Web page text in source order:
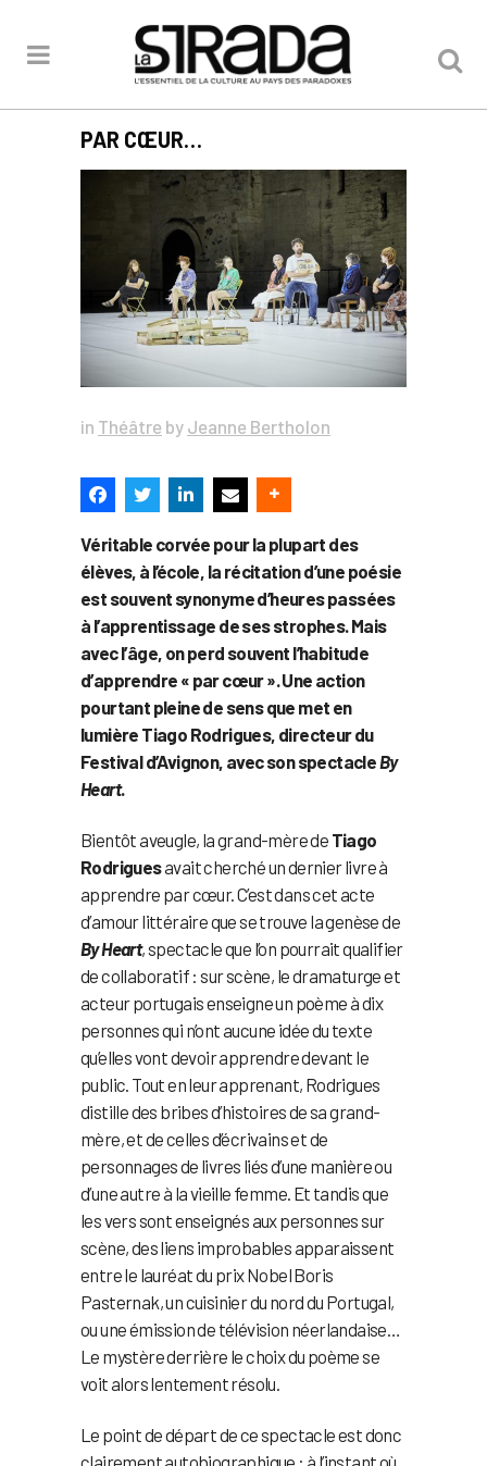
PAR CŒUR…
in Théâtre by Jeanne Bertholon
Véritable corvée pour la plupart des
élèves, à l’école, la récitation d’une poésie
est souvent synonyme d’heures passées
à l’apprentissage de ses strophes. Mais
avec l’âge, on perd souvent l’habitude
d’apprendre « par cœur ». Une action
pourtant pleine de sens que met en
lumière Tiago Rodrigues, directeur du
Festival d’Avignon, avec son spectacle By
Heart.
Bientôt aveugle, la grand-mère de Tiago
Rodriguesavait cherché un dernier livre à
apprendre par cœur. C’est dans cet acte
d’amour littéraire que se trouve la genèse de
By Heart, spectacle que l’on pourrait qualifier
de collaboratif : sur scène, le dramaturge et
acteur portugais enseigne un poème à dix
personnes qui n’ont aucune idée du texte
qu’elles vont devoir apprendre devant le
public. Tout en leur apprenant, Rodrigues
distille des bribes d’histoires de sa grand-
mère, et de celles d’écrivains et de
personnages de livres liés d’une manière ou
d’une autre à la vieille femme. Et tandis que
les vers sont enseignés aux personnes sur
scène, des liens improbables apparaissent
entre le lauréat du prix Nobel Boris
Pasternak, un cuisinier du nord du Portugal,
ou une émission de télévision néerlandaise…
Le mystère derrière le choix du poème se
voit alors lentement résolu.
Le point de départ de ce spectacle est donc
clairement autobiographique : à l’instant où